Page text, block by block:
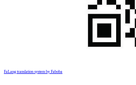
FaLang translation system by Faboba